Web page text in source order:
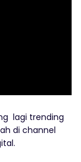
lagi trending
di channel